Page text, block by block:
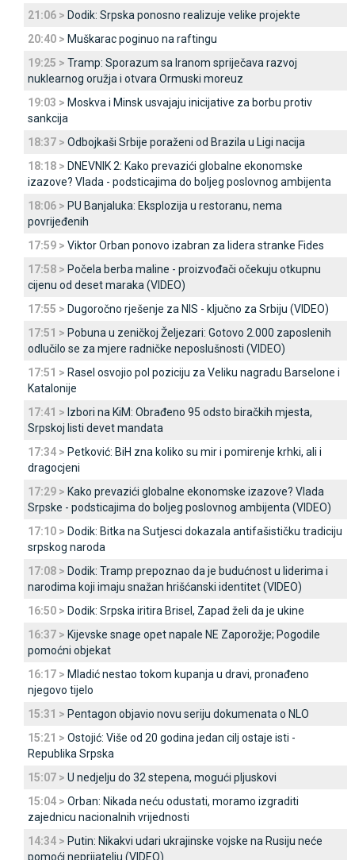
21:06 > Dodik: Srpska ponosno realizuje velike projekte
20:40 > Muškarac poginuo na raftingu
19:25 > Tramp: Sporazum sa Iranom spriječava razvoj
nuklearnog oružja i otvara Ormuski moreuz
19:03 > Moskva i Minsk usvajaju inicijative za borbu protiv
sankcija
18:37 > Odbojkaši Srbije poraženi od Brazila u Ligi nacija
18:18 > DNEVNIK 2: Kako prevazići globalne ekonomske
izazove? Vlada - podsticajima do boljeg poslovnog ambijenta
18:06 > PU Banjaluka: Eksplozija u restoranu, nema
povrijeđenih
17:59 > Viktor Orban ponovo izabran za lidera stranke Fides
17:58 > Počela berba maline - proizvođači očekuju otkupnu
cijenu od deset maraka (VIDEO)
17:55 > Dugoročno rješenje za NIS - ključno za Srbiju (VIDEO)
17:51 > Pobuna u zeničkoj Željezari: Gotovo 2.000 zaposlenih
odlučilo se za mjere radničke neposlušnosti (VIDEO)
17:51 > Rasel osvojio pol poziciju za Veliku nagradu Barselone i
Katalonije
17:41 > Izbori na KiM: Obrađeno 95 odsto biračkih mjesta,
Srpskoj listi devet mandata
17:34 > Petković: BiH zna koliko su mir i pomirenje krhki, ali i
dragocjeni
17:29 > Kako prevazići globalne ekonomske izazove? Vlada
Srpske - podsticajima do boljeg poslovnog ambijenta (VIDEO)
17:10 > Dodik: Bitka na Sutjesci dokazala antifašističku tradiciju
srpskog naroda
17:08 > Dodik: Tramp prepoznao da je budućnost u liderima i
narodima koji imaju snažan hrišćanski identitet (VIDEO)
16:50 > Dodik: Srpska iritira Brisel, Zapad želi da je ukine
16:37 > Kijevske snage opet napale NE Zaporožje; Pogodile
pomoćni objekat
16:17 > Mladić nestao tokom kupanja u dravi, pronađeno
njegovo tijelo
15:31 > Pentagon objavio novu seriju dokumenata o NLO
15:21 > Ostojić: Više od 20 godina jedan cilj ostaje isti -
Republika Srpska
15:07 > U nedjelju do 32 stepena, mogući pljuskovi
15:04 > Orban: Nikada neću odustati, moramo izgraditi
zajednicu nacionalnih vrijednosti
14:34 > Putin: Nikakvi udari ukrajinske vojske na Rusiju neće
pomoći neprijatelju (VIDEO)